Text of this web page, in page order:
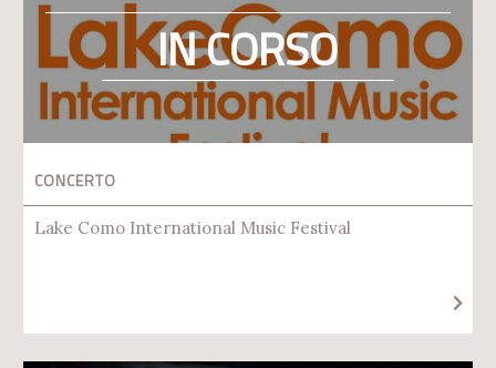
IN CORSO
CONCERTO
Lake Como International Music Festival